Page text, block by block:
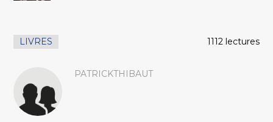
LIVRES 1112 lectures
PATRICKTHIBAUT